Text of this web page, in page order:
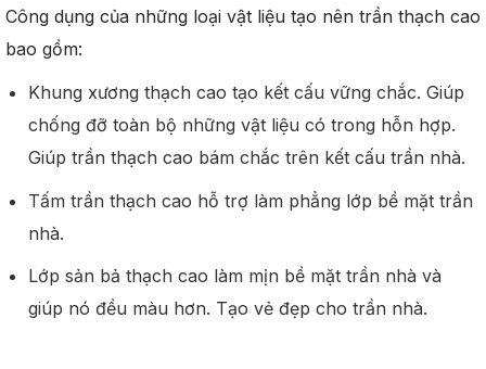
Công dụng của những loại vật liệu tạo nên trần thạch cao
bao gồm:
Khung xương thạch cao tạo kết cấu vững chắc. Giúp
chống đỡ toàn bộ những vật liệu có trong hỗn hợp.
Giúp trần thạch cao bám chắc trên kết cấu trần nhà.
Tấm trần thạch cao hỗ trợ làm phẳng lớp bề mặt trần
nhà.
Lớp sản bả thạch cao làm mịn bề mặt trần nhà và
giúp nó đều màu hơn. Tạo vẻ đẹp cho trần nhà.